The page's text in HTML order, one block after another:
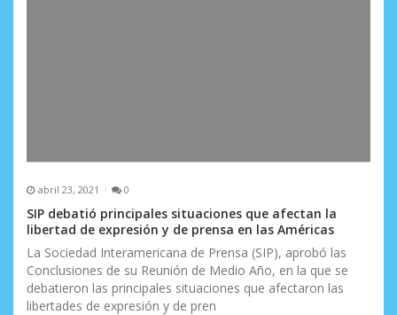
abril 23, 2021 0
SIP debatió principales situaciones que afectan la
libertad de expresión y de prensa en las Américas
La Sociedad Interamericana de Prensa (SIP), aprobó las
Conclusiones de su Reunión de Medio Año, en la que se
debatieron las principales situaciones que afectaron las
libertades de expresión y de pren